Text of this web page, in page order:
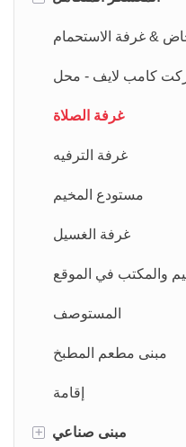
& غرفة الاستحمام
كامب لايف - محل
غرفة الصلاة
غرفة الترفيه
مستودع المخيم
غرفة الغسيل
والمكتب في الموقع
المستوصف
مبنى مطعم المطبخ
إقامة
+ مبنى صناعي